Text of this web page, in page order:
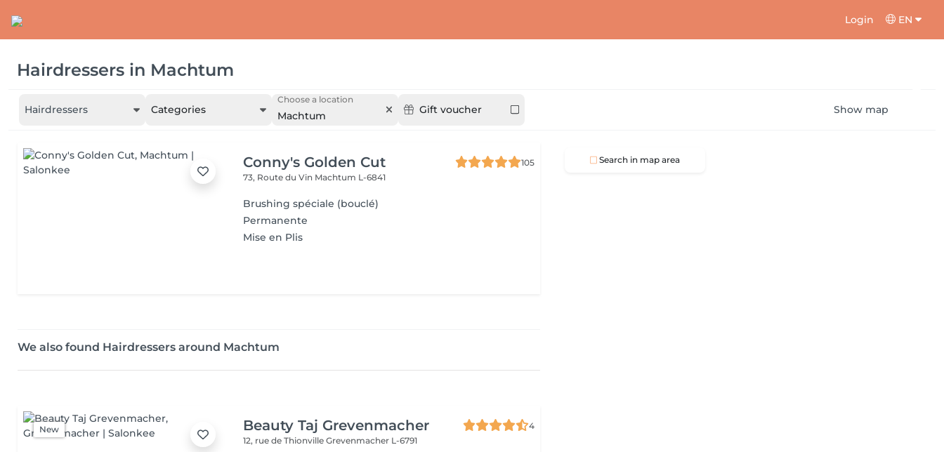
Login EN
Hairdressers in Machtum
Hairdressers Categories
Choose a location
Machtum Gift voucher Show map
Conny's Golden Cut
105
73, Route du Vin Machtum L-6841
Brushing spéciale (bouclé)
Permanente
Mise en Plis
We also found Hairdressers around Machtum
New Beauty Taj Grevenmacher
4
12, rue de ThionvilleGrevenmacher L-6791
Search in map area